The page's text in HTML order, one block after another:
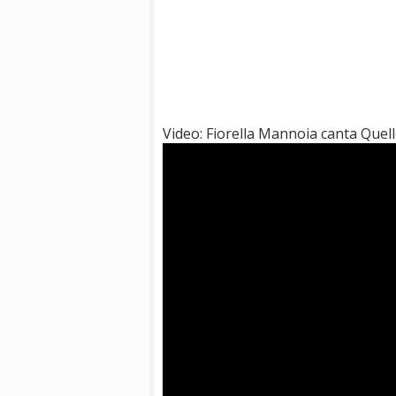
Video: Fiorella Mannoia canta